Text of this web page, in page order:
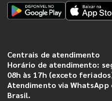
Centrais de atendimento
Horário de atendimento:
08h às 17h (exceto
Atendimento via
Brasil.